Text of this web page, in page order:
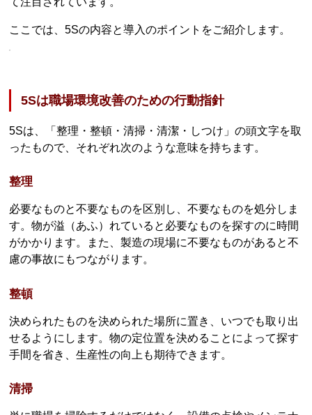
ここでは、5Sの内容と導入のポイントをご紹介します。
5Sは職場環境改善のための行動指針
5Sは、「整理・整頓・清掃・清潔・しつけ」の頭文字を取
ったもので、それぞれ次のような意味を持ちます。
整理
必要なものと不要なものを区別し、不要なものを処分しま
す。物が溢（あふ）れていると必要なものを探すのに時間
がかかります。また、製造の現場に不要なものがあると不
慮の事故にもつながります。
整頓
決められたものを決められた場所に置き、いつでも取り出
せるようにします。物の定位置を決めることによって探す
手間を省き、生産性の向上も期待できます。
清掃